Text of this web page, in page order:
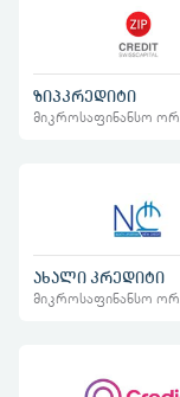
ზიპკრედიტი
ახალი კრედიტი